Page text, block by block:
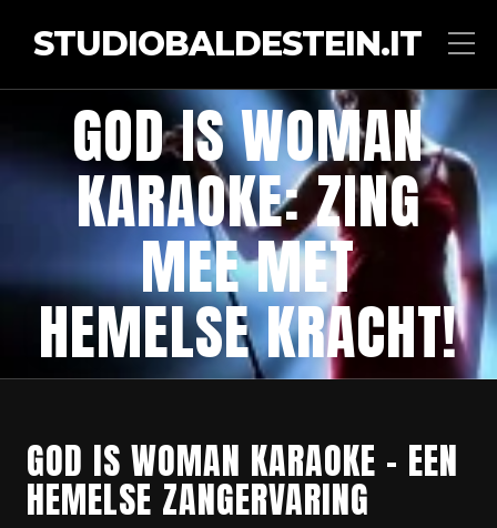
STUDIOBALDESTEIN.IT
GOD IS WOMAN
KARAOKE: ZING
MEE MET
HEMELSE KRACHT!
GOD IS WOMAN KARAOKE – EEN
HEMELSE ZANGERVARING